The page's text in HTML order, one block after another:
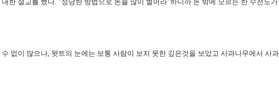
한 설교를 했다. "정당한 방법으로 돈을 많이 벌어라"하니까 돈 밖에 모르는 한 수전노
없이 많으나, 왓트의 눈에는 보통 사람이 보지 못한 깊은것을 보았고 사과나무에서 사